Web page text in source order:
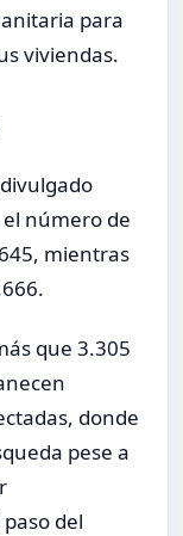
para
viviendas.
número de
mientras
que 3.305
donde
pese a
del